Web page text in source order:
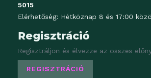
5015
Elérhetőség: Hétköznap 8 és 17:00
Regisztráció
Regisztráljon és élvezze az összes
REGISZTRÁCIÓ